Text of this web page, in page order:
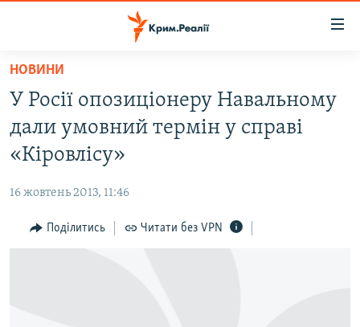
Перейти
основного
матеріалу
Перейти
до
основної
Перейти
до
ВІДЕО ТА ФОТО
БЛОГИ
ПОГЛЯД
НОВИНИ
У Росії опозиціонеру Навальному
дали умовний термін у справі
«Кіровлісу»
16 жовтень 2013, 11:46
Поділитись Читати без VPN